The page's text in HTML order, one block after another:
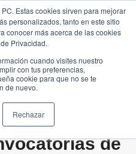
Estas cookies sirven para mejorar
personalizados, tanto en este sitio
conocer más acerca de las cookies
Privacidad.
cuando visites nuestro
con tus preferencias,
cookie para que no se te
de nuevo.
Rechazar
de
Traducir »